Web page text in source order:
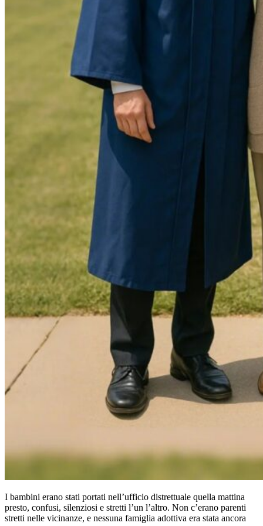
I bambini erano stati portati nell’ufficio distrettuale quella mattina
presto, confusi, silenziosi e stretti l’un l’altro. Non c’erano parenti
stretti nelle vicinanze, e nessuna famiglia adottiva era stata ancora